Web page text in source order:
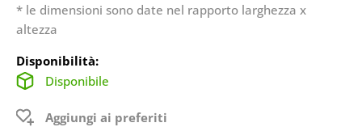
* le dimensioni sono date nel rapporto larghezza x
altezza
Disponibilità:
Disponibile
Aggiungi ai preferiti